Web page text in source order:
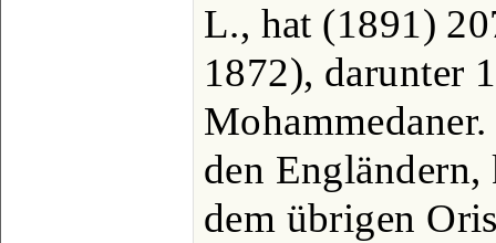
L., hat (1891)
1872), darunter
den
dem übrigen